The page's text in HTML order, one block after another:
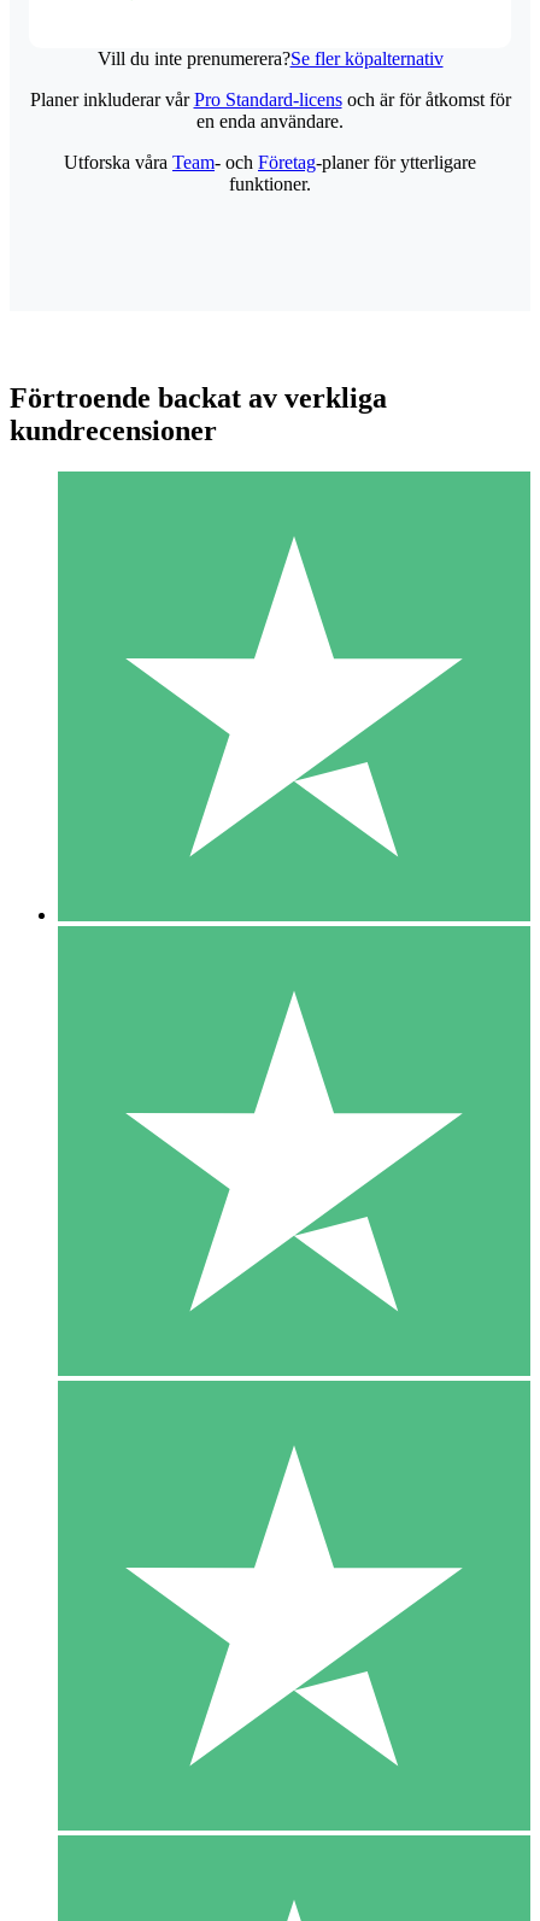
Vill du inte prenumerera?Se fler köpalternativ
Individuella Kreditpaket
Betala per användning med nedladdningskrediter. Inget
1 Nedladdningar
10 00
10 Nedladdningar
20 00
Planer inkluderar vårPro Standard-licensoch är för åtkomst för
en enda användare.
Utforska våra Team- och Företag-planer för ytterligare
funktioner.
Förtroende backat av verkliga
kundrecensioner